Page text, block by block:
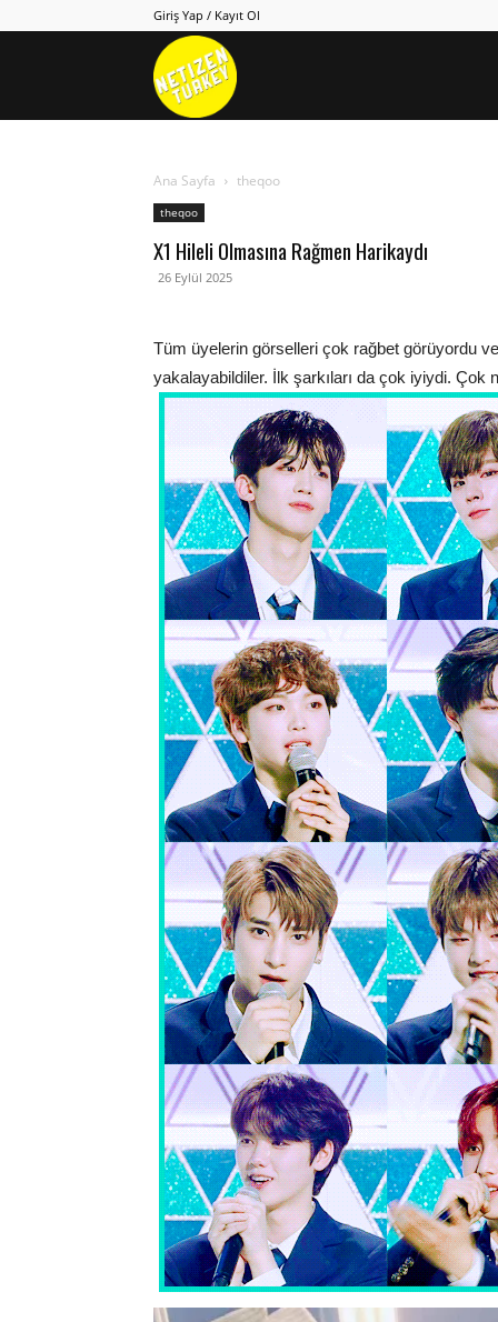
Giriş Yap / Kayıt Ol
Netizen
Ana Sayfa theqoo
theqoo
X1 Hileli Olmasına Rağmen Harikaydı
26 Eylül 2025
Tüm üyelerin görselleri çok rağbet görüyordu
yakalayabildiler. İlk şarkıları da çok iyiydi.